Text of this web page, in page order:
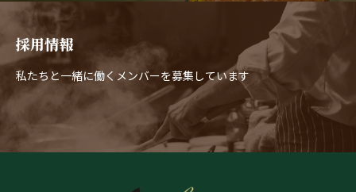
採用情報
私たちと一緒に働くメンバーを募集しています